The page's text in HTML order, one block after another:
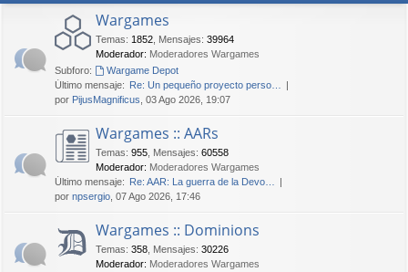
Wargames
Temas: 1852 Mensajes: 39964
Moderador: Moderadores Wargames
Subforo:
Wargame Depot
Último mensaje: Re: Un pequeño proyecto perso…
por PijusMagnificus , 03 Ago 2026, 19:07
Wargames :: AARs
Temas: 955 Mensajes: 60558
Moderador: Moderadores Wargames
Último mensaje: Re: AAR: La guerra de la Devo…
por npsergio , 07 Ago 2026, 17:46
Wargames :: Dominions
Temas: 358 Mensajes: 30226
Moderador: Moderadores Wargames